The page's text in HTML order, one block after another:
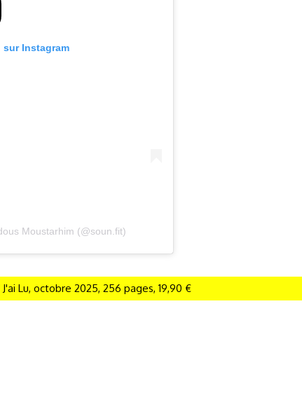
Instagram
Moustarhim (@soun.fit)
J'ai Lu, octobre 2025, 256 pages, 19,90 €